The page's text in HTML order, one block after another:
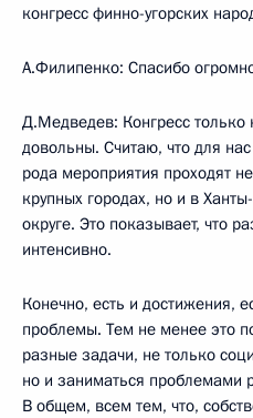
конгресс финно-угорских
А.Филипенко: Спасибо
Д.Медведев: Конгресс только
довольны. Считаю, что для
рода мероприятия проходят
крупных городах, но и в
округе. Это показывает, что
интенсивно.
Конечно, есть и достижения,
проблемы. Тем не менее это
разные задачи, не только
но и заниматься проблемами
В общем, всем тем, что,